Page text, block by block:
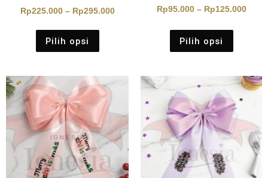
Rp225.000 – Rp295.000
Pilih opsi
Rp95.000 – Rp125.000
Pilih opsi